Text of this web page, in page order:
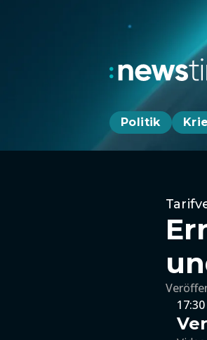
Politik